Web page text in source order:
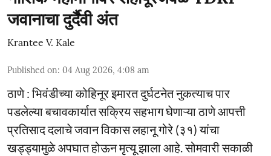
जवानाचा दुर्दैवी अंत
Krantee V. Kale
Published on: 04 Aug 2026, 4:08 am
ठाणे : भिवंडीच्या कोहिनूर इमारत दुर्घटनेत नुकत्याच पार
पडलेल्या बचावकार्यात सक्रिय सहभाग घेणाऱ्या ठाणे आपत्ती
प्रतिसाद दलाचे जवान विकास लहानू गोरे (३१) यांचा
खड्ड्यामुळे अपघात होऊन मृत्यू झाला आहे. सोमवारी सकाळी